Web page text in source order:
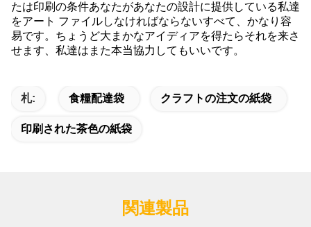
たは印刷の条件あなたがあなたの設計に提供している私達
をアート ファイルしなければならないすべて、かなり容
易です。ちょうど大まかなアイディアを得たらそれを来さ
せます、私達はまた本当協力してもいいです。
札: 食糧配達袋 クラフトの注文の紙袋
印刷された茶色の紙袋
関連製品